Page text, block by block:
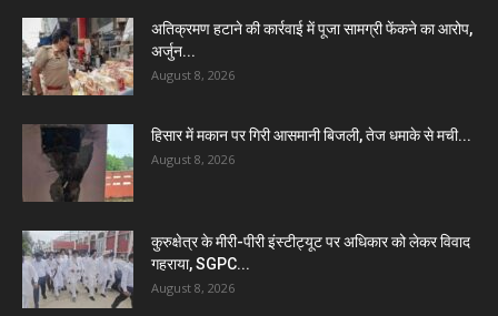
अतिक्रमण हटाने की कार्रवाई में पूजा सामग्री फेंकने का आरोप,
अर्जुन...
August 8, 2026
हिसार में मकान पर गिरी आसमानी बिजली, तेज धमाके से मची...
August 8, 2026
कुरुक्षेत्र के मीरी-पीरी इंस्टीट्यूट पर अधिकार को लेकर विवाद
गहराया, SGPC...
August 8, 2026